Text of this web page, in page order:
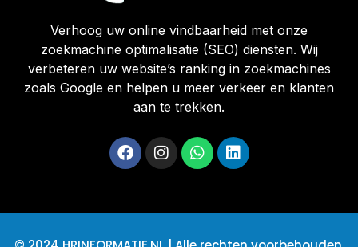
Verhoog uw online vindbaarheid met onze
zoekmachine optimalisatie (SEO) diensten. Wij
verbeteren uw website’s ranking in zoekmachines
zoals Google en helpen u meer verkeer en klanten
aan te trekken.